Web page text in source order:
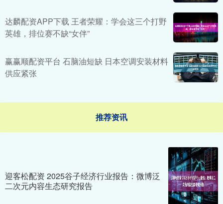
达麟配资APP下载 王者荣耀：学会这三个打野
英雄，排位赛不缺“女伴”
赢赢顺配资平台 石脑油短缺 日本空调安装材料
供应紧张
推荐资讯
迎客松配资 2025谷子经济行业报告：微博泛
二次元内容生态研究报告